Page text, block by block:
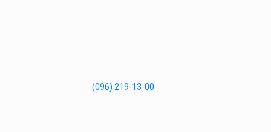
(096) 219-13-00